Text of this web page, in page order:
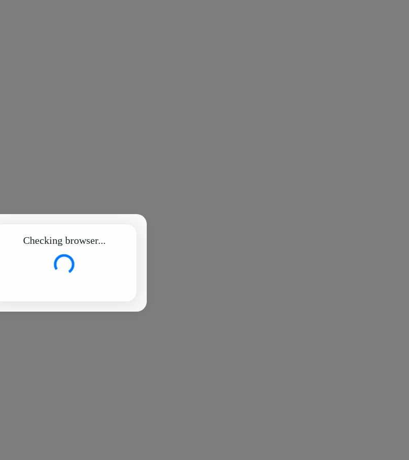
Checking browser...